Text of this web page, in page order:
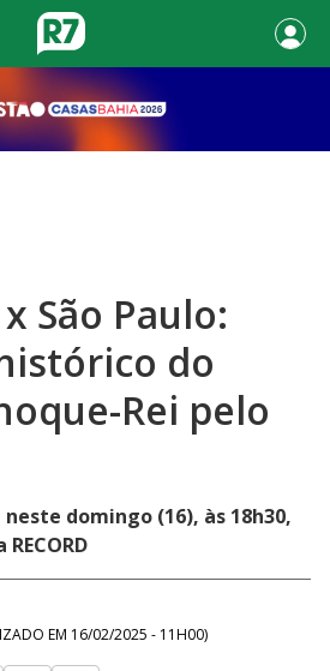
São Paulo:
do
Rei pelo
domingo (16), às 18h30,
EM 16/02/2025 - 11H00)